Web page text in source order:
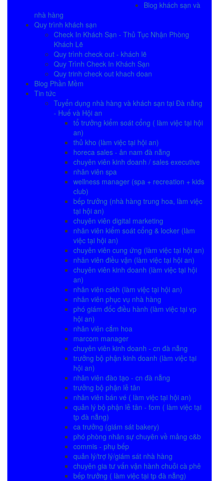
Blog khách sạn và
nhà hàng
Quy trình khách sạn
Check In Khách Sạn - Thủ Tục Nhận Phòng
Khách Lẽ
Quy trình check out - khách lẽ
Quy Trình Check In Khách Sạn
Quy trinh check out khach doan
Blog Phần Mềm
Tin tức
Tuyển dụng nhà hàng và khách sạn tại Đà nẵng
- Huế và Hội an
tổ trưởng kiểm soát cổng ( làm việc tại hội
an)
thủ kho (làm việc tại hội an)
horeca sales - ân nam đà nẵng
chuyên viên kinh doanh / sales executive
nhân viên spa
wellness manager (spa + recreation + kids
club)
bếp trưởng (nhà hàng trung hoa, làm việc
tại hội an)
chuyên viên digital marketing
nhân viên kiểm soát cổng & locker (làm
việc tại hội an)
chuyên viên cung ứng (làm việc tại hội an)
nhân viên điều vận (làm việc tại hội an)
chuyên viên kinh doanh (làm việc tại hội
an)
nhân viên cskh (làm việc tại hội an)
nhân viên phục vụ nhà hàng
phó giám đốc điều hành (làm việc tại vp
hội an)
nhân viên cắm hoa
marcom manager
chuyên viên kinh doanh - cn đà nẵng
trưởng bộ phận kinh doanh (làm việc tại
hội an)
nhân viên đào tạo - cn đà nẵng
trưởng bộ phận lễ tân
nhân viên bán vé ( làm việc tại hội an)
quản lý bộ phận lễ tân - fom ( làm việc tại
tp đà nẵng)
ca trưởng (giám sát bakery)
phó phòng nhân sự chuyên về mảng c&b
commis - phụ bếp
quản lý/trợ lý/giám sát nhà hàng
chuyên gia tư vấn vận hành chuỗi cà phê
bếp trưởng ( làm việc tại tp đà nẵng)